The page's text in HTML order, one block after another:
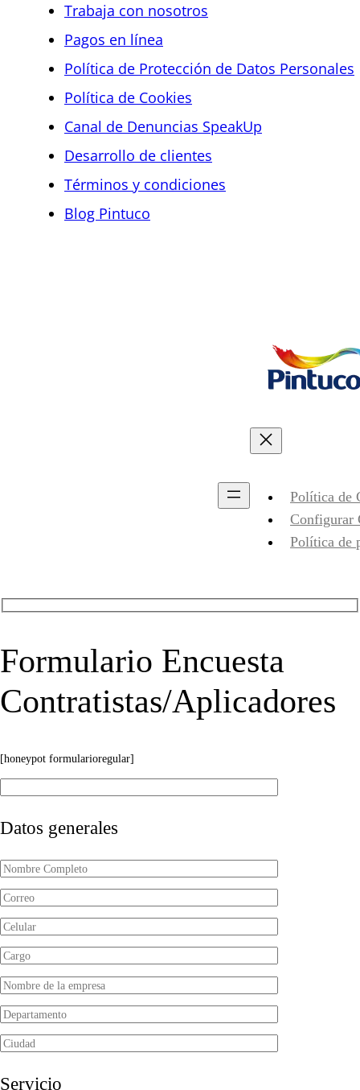
Trabaja con nosotros
Pagos en línea
Política de Protección de Datos Personales
Política de Cookies
Canal de Denuncias SpeakUp
Desarrollo de clientes
Términos y condiciones
Blog Pintuco
Política de
Configurar
Política de
Formulario Encuesta
Contratistas/Aplicadores
[honeypot formularioregular]
Datos generales
Servicio